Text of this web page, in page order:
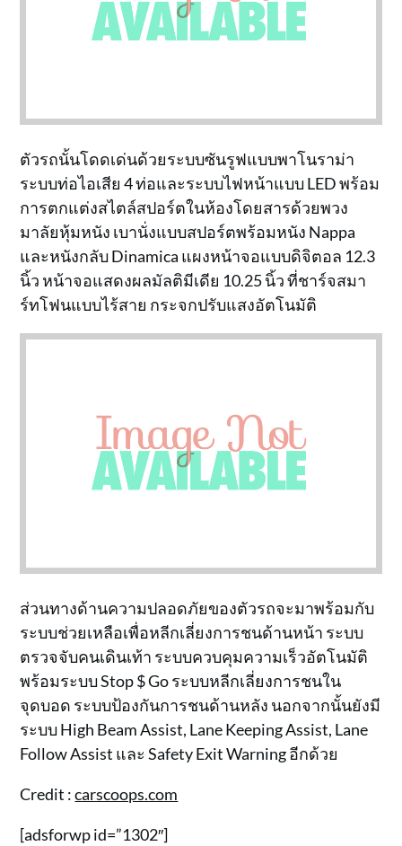
ตัวรถนั้นโดดเด่นด้วยระบบซันรูฟแบบพาโนราม่า
ระบบท่อไอเสีย 4 ท่อและระบบไฟหน้าแบบ LED พร้อม
การตกแต่งสไตล์สปอร์ตในห้องโดยสารด้วยพวง
มาลัยหุ้มหนัง เบานั่งแบบสปอร์ตพร้อมหนัง Nappa
และหนังกลับ Dinamica แผงหน้าจอแบบดิจิตอล 12.3
นิ้ว หน้าจอแสดงผลมัลติมีเดีย 10.25 นิ้ว ที่ชาร์จสมา
ร์ทโฟนแบบไร้สาย กระจกปรับแสงอัตโนมัติ
ส่วนทางด้านความปลอดภัยของตัวรถจะมาพร้อมกับ
ระบบช่วยเหลือเพื่อหลีกเลี่ยงการชนด้านหน้า ระบบ
ตรวจจับคนเดินเท้า ระบบควบคุมความเร็วอัตโนมัติ
พร้อมระบบ Stop $ Go ระบบหลีกเลี่ยงการชนใน
จุดบอด ระบบป้องกันการชนด้านหลัง นอกจากนั้นยังมี
ระบบ High Beam Assist, Lane Keeping Assist, Lane
Follow Assist และ Safety Exit Warning อีกด้วย
Credit :carscoops.com
[adsforwp id=”1302″]